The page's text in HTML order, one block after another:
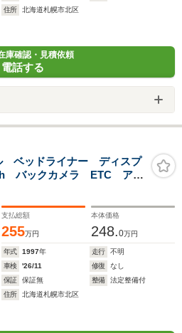
住所
北海道札幌市北区
庫確認・見積依頼
電話する
ベッドライナー ディスプ
バックカメラ ETC アッ
チAT メッキホイール 1ナ
済
支払総額
255万円
本体価格
248.0万円
年式 1997年 走行
不明
車検
'26/11 修復
なし
保証
保証無 整備
法定整備付
住所
北海道札幌市北区